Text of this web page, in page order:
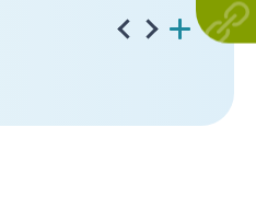
호텔조리제빵과 01학번